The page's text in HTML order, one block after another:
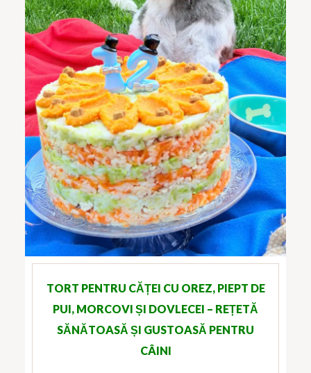
TORT PENTRU CĂȚEI CU OREZ, PIEPT DE
PUI, MORCOVI ȘI DOVLECEI – REȚETĂ
SĂNĂTOASĂ ȘI GUSTOASĂ PENTRU
CÂINI